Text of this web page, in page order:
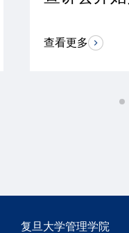
查看更多
复旦大学管理学院